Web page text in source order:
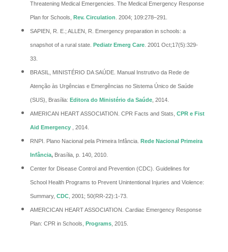
Threatening Medical Emergencies. The Medical Emergency Response
Plan for Schools, Rev. Circulation . 2004; 109:278–291.
SAPIEN, R. E.; ALLEN, R. Emergency preparation in schools: a
snapshot of a rural state. Pediatr Emerg Care. 2001 Oct;17(5):329-
33.
BRASIL, MINISTÉRIO DA SAÚDE. Manual Instrutivo da Rede de
Atenção às Urgências e Emergências no Sistema Único de Saúde
(SUS), Brasília: Editora do Ministério da Saúde, 2014.
AMERICAN HEART ASSOCIATION. CPR Facts and Stats, CPR e Fist
Aid Emergency, 2014.
RNPI. Plano Nacional pela Primeira Infância. Rede Nacional Primeira
Infância, Brasília, p. 140, 2010.
Center for Disease Control and Prevention (CDC). Guidelines for
School Health Programs to Prevent Unintentional Injuries and Violence:
Summary, CDC, 2001; 50(RR-22):1-73.
AMERCICAN HEART ASSOCIATION. Cardiac Emergency Response
Plan: CPR in Schools, Programs, 2015.